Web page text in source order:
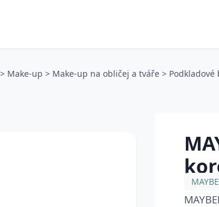
Make-up > Make-up na obličej a tváře > Podkladové